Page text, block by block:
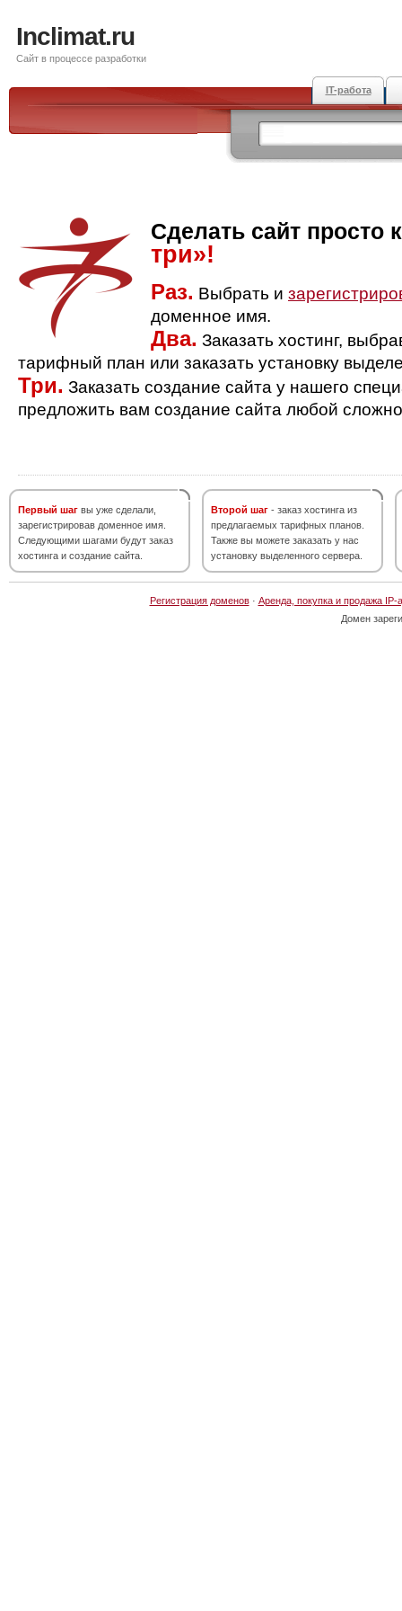
Inclimat.ru
Сайт в процессе разработки
IT-работа
Сделать сайт просто
три»!
Раз. Выбрать и
доменное имя.
Два. Заказать хостинг,
тарифный план или заказать установку
Три. Заказать создание сайта у нашего
предложить вам создание сайта любой
Первый шаг вы уже сделали,
зарегистрировав доменное имя.
Следующими шагами будут заказ
хостинга и создание сайта.
Второй шаг - заказ хостинга из
предлагаемых тарифных планов.
Также вы можете заказать у нас
установку выделенного сервера.
Регистрация доменов· Аренда, покупка и продажа IP-
Домен